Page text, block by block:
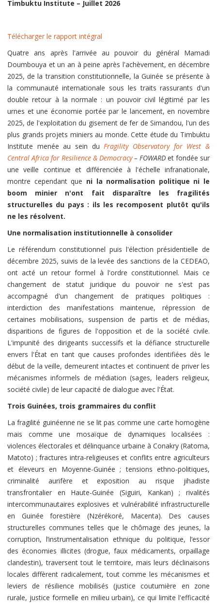
Timbuktu Institute – Juillet 2026
Télécharger le rapport intégral
Quatre ans après l'arrivée au pouvoir du général Mamadi
Doumbouya et un an à peine après l'achèvement, en décembre
2025, de la transition constitutionnelle, la Guinée se présente à
la communauté internationale sous les traits rassurants d'un
double retour à la normale : un pouvoir civil légitimé par les
urnes et une économie portée par le lancement, en novembre
2025, de l'exploitation du gisement de fer de Simandou, l'un des
plus grands projets miniers au monde. Cette étude du Timbuktu
Institute menée au sein du Fragility Observatory for West &
Central Africa for Resilience & Democracy– FOWARD et fondée sur
une veille continue et différenciée à l'échelle infranationale,
montre cependant que ni la normalisation politique ni le
boom minier n'ont fait disparaître les fragilités
structurelles du pays : ils les recomposent plutôt qu'ils
ne les résolvent.
Une normalisation institutionnelle à consolider
Le référendum constitutionnel puis l'élection présidentielle de
décembre 2025, suivis de la levée des sanctions de la CEDEAO,
ont acté un retour formel à l'ordre constitutionnel. Mais ce
changement de statut juridique du pouvoir ne s'est pas
accompagné d'un changement de pratiques politiques :
interdiction des manifestations maintenue, répression de
certaines mobilisations, suspension de partis et de médias,
disparitions de figures de l'opposition et de la société civile.
L'impunité des dirigeants successifs et la défiance structurelle
envers l'État en tant que causes profondes identifiées dès le
début de la veille, demeurent intactes et continuent de priver les
mécanismes informels de médiation (sages, leaders religieux,
société civile) de leur capacité de dialogue avec l'État.
Trois Guinées, trois grammaires du conflit
La fragilité guinéenne ne se lit pas comme une carte homogène
mais comme une mosaïque de dynamiques localisées :
violences électorales et délinquance urbaine à Conakry (Ratoma,
Matoto) ; fractures intra-religieuses et conflits entre agriculteurs
et éleveurs en Moyenne-Guinée ; tensions ethno-politiques,
criminalité aurifère et exposition au risque jihadiste
transfrontalier en Haute-Guinée (Siguiri, Kankan) ; rivalités
intercommunautaires explosives et vulnérabilité infrastructurelle
en Guinée forestière (Nzérékoré, Macenta). Des causes
structurelles communes telles que le chômage des jeunes, la
corruption, l’instrumentalisation ethnique du politique, l’essor
des économies illicites (drogue, faux médicaments, orpaillage
clandestin), traversent tout le territoire, mais leurs déclinaisons
locales diffèrent radicalement, tout comme les mécanismes et
leviers de résilience mobilisés (justice coutumière en zone
rurale, justice formelle en milieu urbain), ce qui limite l'efficacité